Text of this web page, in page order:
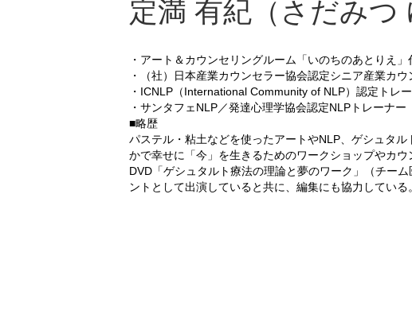
定満 有紀（さだみつ
・アート＆カウンセリングルーム「いのちのあとりえ」
・（社）日本産業カウンセラー協会認定シニア産業カウ
・ICNLP（International Community of NLP）認定トレ
・サンタフェNLP／発達心理学協会認定NLPトレーナー
■略歴
パステル・粘土などを使ったアートやNLP、ゲシュタ
かで幸せに「今」を生きるためのワークショップやカウ
DVD「ゲシュタルト療法の理論と夢のワーク」（チー
ントとして出演していると共に、編集にも協力している。